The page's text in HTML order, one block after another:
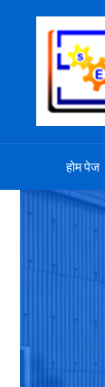
होम पेज